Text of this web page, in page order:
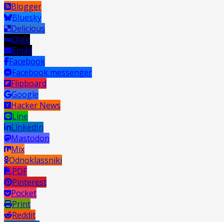
Blogger
Bluesky
Delicious
Digg
Email
Facebook
Facebook messenger
Flipboard
Google
Hacker News
Line
LinkedIn
Mastodon
Mix
Odnoklassniki
PDF
Pinterest
Pocket
Print
Reddit